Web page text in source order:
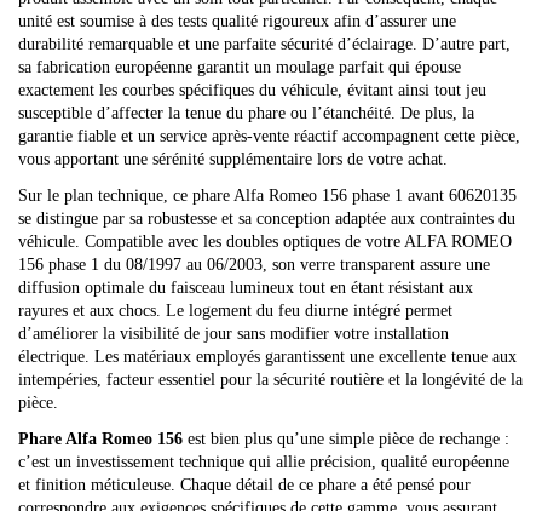
unité est soumise à des tests qualité rigoureux afin d’assurer une
durabilité remarquable et une parfaite sécurité d’éclairage. D’autre part,
sa fabrication européenne garantit un moulage parfait qui épouse
exactement les courbes spécifiques du véhicule, évitant ainsi tout jeu
susceptible d’affecter la tenue du phare ou l’étanchéité. De plus, la
garantie fiable et un service après-vente réactif accompagnent cette pièce,
vous apportant une sérénité supplémentaire lors de votre achat.
Sur le plan technique, ce phare Alfa Romeo 156 phase 1 avant 60620135
se distingue par sa robustesse et sa conception adaptée aux contraintes du
véhicule. Compatible avec les doubles optiques de votre ALFA ROMEO
156 phase 1 du 08/1997 au 06/2003, son verre transparent assure une
diffusion optimale du faisceau lumineux tout en étant résistant aux
rayures et aux chocs. Le logement du feu diurne intégré permet
d’améliorer la visibilité de jour sans modifier votre installation
électrique. Les matériaux employés garantissent une excellente tenue aux
intempéries, facteur essentiel pour la sécurité routière et la longévité de la
pièce.
Phare Alfa Romeo 156 est bien plus qu’une simple pièce de rechange :
c’est un investissement technique qui allie précision, qualité européenne
et finition méticuleuse. Chaque détail de ce phare a été pensé pour